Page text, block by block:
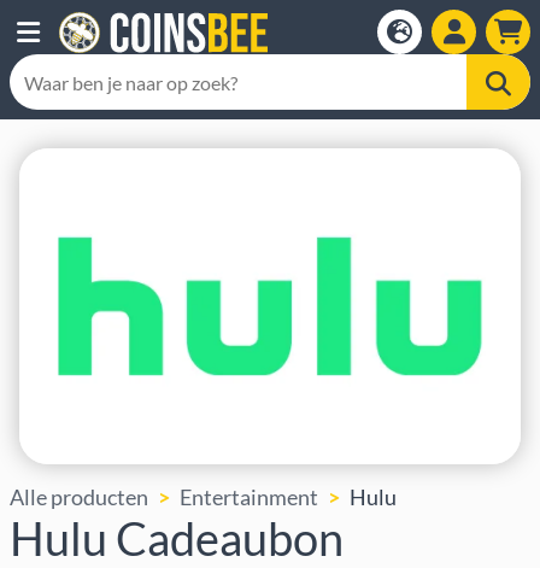
Alle producten Entertainment Hulu
Hulu Cadeaubon